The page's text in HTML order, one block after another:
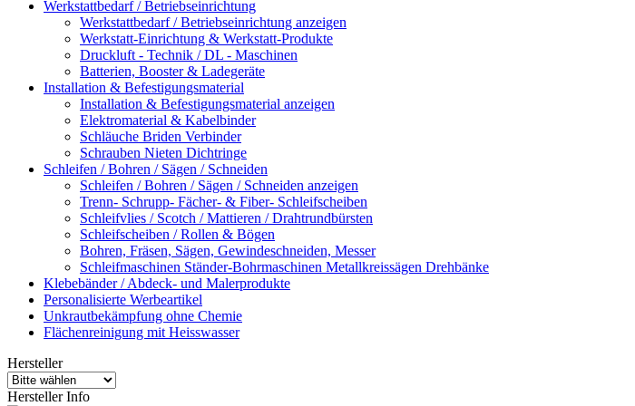
Werkstattbedarf / Betriebseinrichtung
Werkstattbedarf / Betriebseinrichtung anzeigen
Werkstatt-Einrichtung & Werkstatt-Produkte
Druckluft - Technik / DL - Maschinen
Batterien, Booster & Ladegeräte
Installation & Befestigungsmaterial
Installation & Befestigungsmaterial anzeigen
Elektromaterial & Kabelbinder
Schläuche Briden Verbinder
Schrauben Nieten Dichtringe
Schleifen / Bohren / Sägen / Schneiden
Schleifen / Bohren / Sägen / Schneiden anzeigen
Trenn- Schrupp- Fächer- & Fiber- Schleifscheiben
Schleifvlies / Scotch / Mattieren / Drahtrundbürsten
Schleifscheiben / Rollen & Bögen
Bohren, Fräsen, Sägen, Gewindeschneiden, Messer
Schleifmaschinen Ständer-Bohrmaschinen Metallkreissägen Drehbänke
Klebebänder / Abdeck- und Malerprodukte
Personalisierte Werbeartikel
Unkrautbekämpfung ohne Chemie
Flächenreinigung mit Heisswasser
Hersteller
Hersteller Info